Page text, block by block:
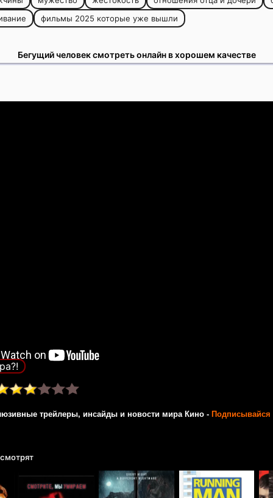
фильмы 2025 которые уже вышли
Бегущий человек смотреть онлайн в хорошем качестве
трейлеры, инсайды и новости мира Кино - Подписывайся